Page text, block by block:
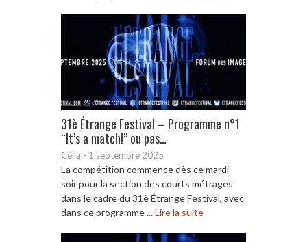
31è Étrange Festival – Programme n°1
“It’s a match!” ou pas…
Célia - 1 septembre 2025
La compétition commence dès ce mardi
soir pour la section des courts métrages
dans le cadre du 31è Étrange Festival, avec
dans ce programme ...Lire la suite